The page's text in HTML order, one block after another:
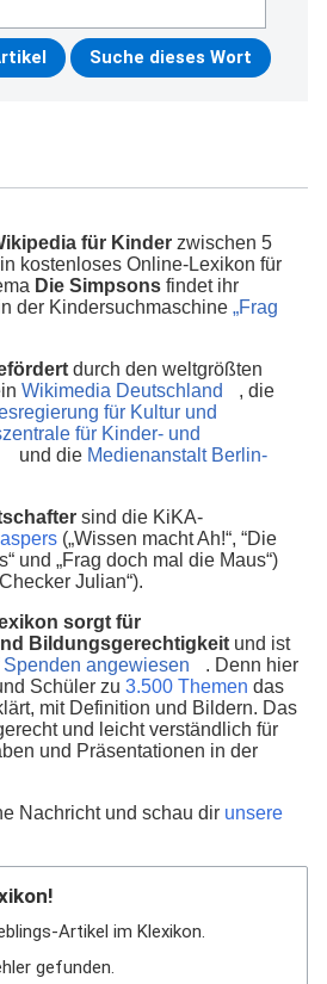
für Kinder zwischen 5
kostenloses Online-Lexikon für
Die Simpsons findet ihr
der Kindersuchmaschine „Frag
durch den weltgrößten
Wikimedia Deutschland
, die
für Kultur und
für Kinder- und
und die Medienanstalt Berlin-
sind die KiKA-
(„Wissen macht Ah!“, “Die
und „Frag doch mal die Maus“)
Julian“).
sorgt für
Bildungsgerechtigkeit und ist
Spenden angewiesen
. Denn hier
Schüler zu 3.500 Themen das
mit Definition und Bildern. Das
und leicht verständlich für
und Präsentationen in der
Nachricht und schau dir unsere
Artikel im Klexikon.
gefunden.